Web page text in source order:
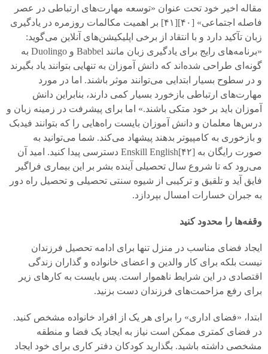
مقاله اخیر خود تحت عنوان «توسعه مهارت‌های ارتباطی در عصر
فاصله اجتماعی» [۴۰][۴۱]
بر اهمیت مکالمات روزمره در یادگیری
زبان تآکید دارد و با انتقاد از برخی اپلیکیشن‌های آنلاین می‌گوید:
«برنامه‌های رایج برای یادگیری زبان مانند Babbel و Duolingo به
گونه‌ای طراحی شده‌اند که دانش آموزان به تنهایی بتوانند یاد بگیرند
و در سطوح بسیار ابتدایی می‌توانند موثر باشند. اما در مورد
مهارت‌های ارتباطی بازخورد بسیار کمی‌ دارند، بنابراین دانش
آموزان باید بر خود متکی باشند.» اما برای پیشرفت در زمینه زبان و
درس‌ها معلمان و دانش آموزان بایست راه‌هایی را که بتوانند فیدبک
و بازخوری به کامپیوتر بدهند پیشهاد می‌کند. شما می‌توانید به
صورت رایگان به [۴۲] Enskill English دسترسی پیدا کنید. امید آن
می‌‌رود که تا شروع سال تحصیلی آینده بشر بر این بیماری فراگیر
فایق آید و تلقیق و ترکیبی از شیوه سنتی تحصیلی و تحصیل راه دور
به جبران خسارات امسال بپردازد.
وقفه‌ها را محدود کنید
ایجاد فضای مناسب در منزل تنها برای ادامه تحصیل فرزندان
نیست بلکه برای کار والدین و اعضای خانواده و گذاران زندگی
اقتصادی در این شرایط ناهموار است. پس بایست به کارهای زیر
برای رفع مزاحمت‌های فرزندان دست بزنید.
ابتدا، «فضای اداری» را برای هر یک از افراد خانواده مشخص کنید.
در فضای کمتری ممکن است نیاز به ایجاد یک فضا و منطقه
مشخصی داشته باشید. بگذارید کودکان دفتر کاری برای خود ایجاد